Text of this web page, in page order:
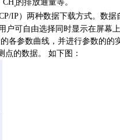
CH4的排放通量等。
IP）两种数据下载方式。数
户可自由选择同时显示在屏幕
各参数曲线，并进行参数的的
的数据。 如下图：